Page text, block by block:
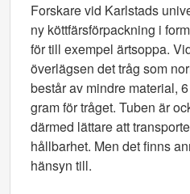
Forskare vid Karlstads
ny köttfärsförpackning i
för till exempel ärtsoppa.
överlägsen det tråg som
består av mindre material,
gram för tråget. Tuben är
därmed lättare att
hållbarhet. Men det finns
hänsyn till.